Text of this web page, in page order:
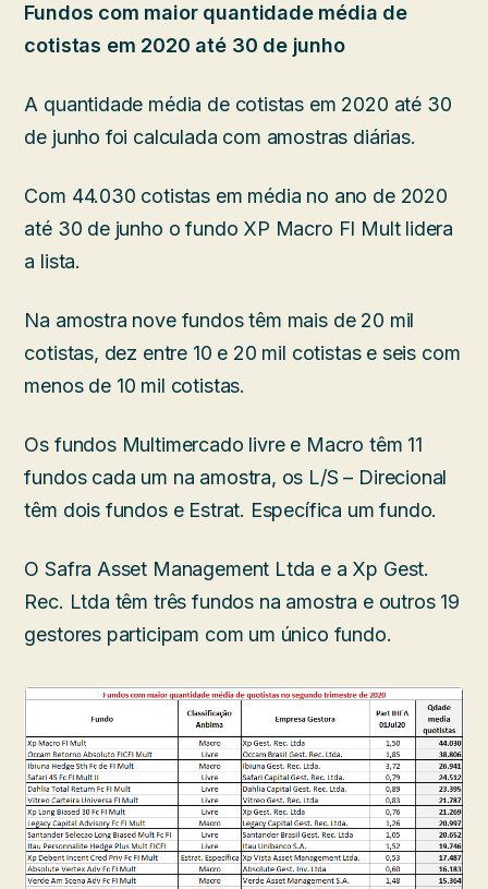
Fundos com maior quantidade média de
cotistas em 2020 até 30 de junho
A quantidade média de cotistas em 2020 até 30
de junho foi calculada com amostras diárias.
Com 44.030 cotistas em média no ano de 2020
até 30 de junho o fundo XP Macro FI Mult lidera
a lista.
Na amostra nove fundos têm mais de 20 mil
cotistas, dez entre 10 e 20 mil cotistas e seis com
menos de 10 mil cotistas.
Os fundos Multimercado livre e Macro têm 11
fundos cada um na amostra, os L/S – Direcional
têm dois fundos e Estrat. Específica um fundo.
O Safra Asset Management Ltda e a Xp Gest.
Rec. Ltda têm três fundos na amostra e outros 19
gestores participam com um único fundo.